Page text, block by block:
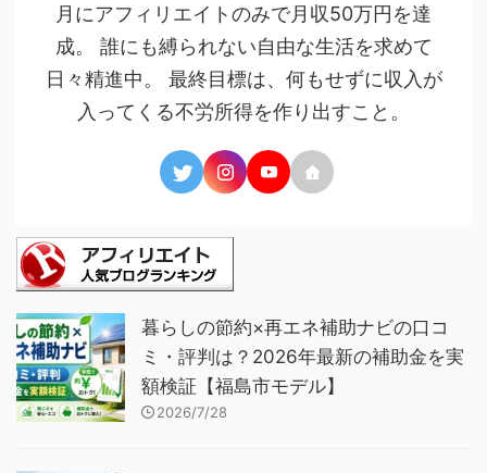
月にアフィリエイトのみで月収50万円を達
成。 誰にも縛られない自由な生活を求めて
日々精進中。 最終目標は、何もせずに収入が
入ってくる不労所得を作り出すこと。
暮らしの節約×再エネ補助ナビの口コ
ミ・評判は？2026年最新の補助金を実
額検証【福島市モデル】
2026/7/28